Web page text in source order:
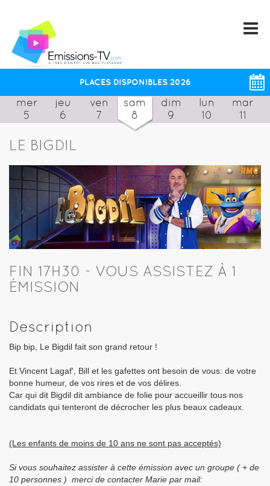
PLACES DISPONIBLES 2026
mer
5
jeu
6
ven
7
sam
8
dim
9
lun
10
mar
11
LE BIGDIL
FIN 17H30 - VOUS ASSISTEZ À 1
ÉMISSION
Description
Bip bip, Le Bigdil fait son grand retour !
Et Vincent Lagaf', Bill et les gafettes ont besoin de vous: de votre
bonne humeur, de vos rires et de vos délires.
Car qui dit Bigdil dit ambiance de folie pour accueillir tous nos
candidats qui tenteront de décrocher les plus beaux cadeaux.
(Les enfants de moins de 10 ans ne sont pas acceptés)
Si vous souhaitez assister à cette émission avec un groupe ( + de
10 personnes ) merci de contacter Marie par mail: